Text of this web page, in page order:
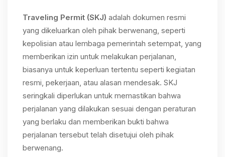
Traveling Permit (SKJ) adalah dokumen resmi
yang dikeluarkan oleh pihak berwenang, seperti
kepolisian atau lembaga pemerintah setempat, yang
memberikan izin untuk melakukan perjalanan,
biasanya untuk keperluan tertentu seperti kegiatan
resmi, pekerjaan, atau alasan mendesak. SKJ
seringkali diperlukan untuk memastikan bahwa
perjalanan yang dilakukan sesuai dengan peraturan
yang berlaku dan memberikan bukti bahwa
perjalanan tersebut telah disetujui oleh pihak
berwenang.